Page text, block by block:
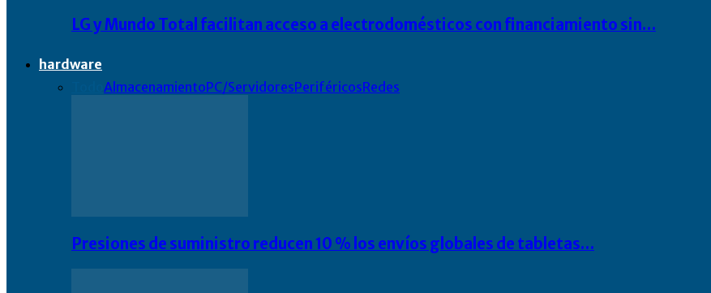
LG y Mundo Total facilitan acceso a electrodomésticos con financiamiento sin…
hardware
AlmacenamientoPC/ServidoresPeriféricosRedes
Presiones de suministro reducen 10 % los envíos globales de tabletas…